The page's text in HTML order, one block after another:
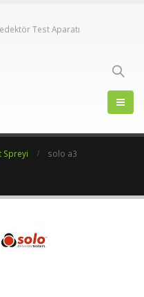
Test Aparatı
Spreyi solo a3